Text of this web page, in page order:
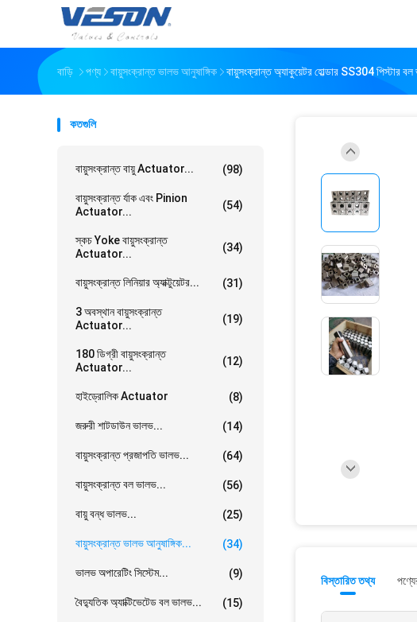
বাড়ি পণ্য বায়ুসংক্রান্ত ভালভ আনুষাঙ্গিক বায়ুসংক্রান্ত অ্যাকুয়েটর হোল্ডার SS304
কতগুলি
বায়ুসংক্রান্ত বায়ু Actuator... (98)
বায়ুসংক্রান্ত র্যাক এবং Pinion
Actuator...
(54)
স্কচ Yoke বায়ুসংক্রান্ত
Actuator...
(34)
বায়ুসংক্রান্ত লিনিয়ার অ্যাক্টুয়েটর... (31)
3 অবস্থান বায়ুসংক্রান্ত
Actuator...
(19)
180 ডিগ্রী বায়ুসংক্রান্ত
Actuator...
(12)
হাইড্রোলিক Actuator (8)
জরুরী শাটডাউন ভালভ... (14)
বায়ুসংক্রান্ত প্রজাপতি ভালভ... (64)
বায়ুসংক্রান্ত বল ভালভ... (56)
বায়ু বন্ধ ভালভ... (25)
বায়ুসংক্রান্ত ভালভ আনুষাঙ্গিক... (34)
ভালভ অপারেটিং সিস্টেম... (9)
বৈদ্যুতিক অ্যাক্টিভেটেড বল ভালভ... (15)
বিস্তারিত তথ্য